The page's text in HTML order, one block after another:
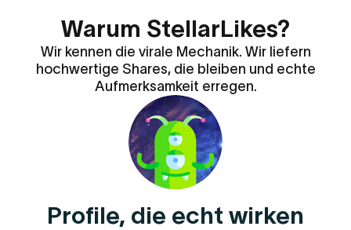
Warum StellarLikes?
Wir kennen die virale Mechanik. Wir liefern
hochwertige Shares, die bleiben und echte
Aufmerksamkeit erregen.
Profile, die echt wirken